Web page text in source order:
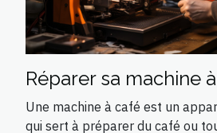
Réparer sa machine
Une machine à café est un
qui sert à préparer du café ou